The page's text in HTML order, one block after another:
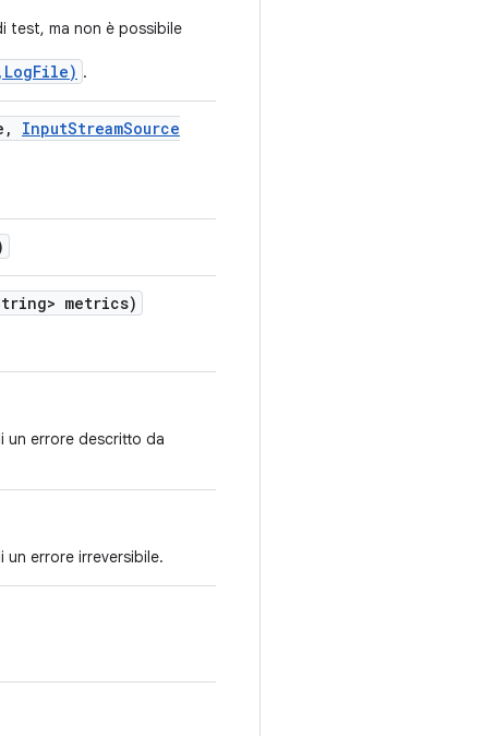
test, ma non è possibile
.
, InputStreamSource
metrics)
un errore descritto da
errore irreversibile.